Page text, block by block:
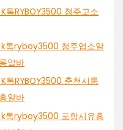
톡RYBOY3500 청주고소
톡ryboy3500 청주업소알
알바
톡RYBOY3500 춘천시룸
알바
톡ryboy3500 포항시유흥